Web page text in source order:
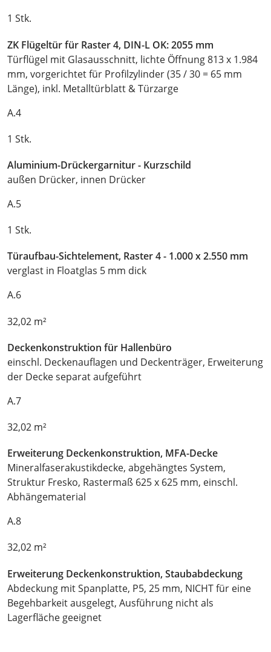
1 Stk.
ZK Flügeltür für Raster 4, DIN-L OK: 2055 mm
Türflügel mit Glasausschnitt, lichte Öffnung 813 x 1.984
mm, vorgerichtet für Profilzylinder (35 / 30 = 65 mm
Länge), inkl. Metalltürblatt & Türzarge
A.4
1 Stk.
Aluminium-Drückergarnitur - Kurzschild
außen Drücker, innen Drücker
A.5
1 Stk.
Türaufbau-Sichtelement, Raster 4 - 1.000 x 2.550 mm
verglast in Floatglas 5 mm dick
A.6
32,02 m²
Deckenkonstruktion für Hallenbüro
einschl. Deckenauflagen und Deckenträger, Erweiterung
der Decke separat aufgeführt
A.7
32,02 m²
Erweiterung Deckenkonstruktion, MFA-Decke
Mineralfaserakustikdecke, abgehängtes System,
Struktur Fresko, Rastermaß 625 x 625 mm, einschl.
Abhängematerial
A.8
32,02 m²
Erweiterung Deckenkonstruktion, Staubabdeckung
Abdeckung mit Spanplatte, P5, 25 mm, NICHT für eine
Begehbarkeit ausgelegt, Ausführung nicht als
Lagerfläche geeignet